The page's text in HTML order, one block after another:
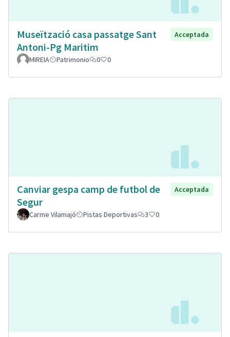
Museïtzació casa passatge Sant
Antoni-Pg Maritim
Acceptada
MIREIA Patrimonio 0 0
Canviar gespa camp de futbol de
Segur
Acceptada
Carme Vilamajó Pistas Deportivas 3 0